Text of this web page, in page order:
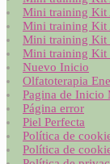
Mini training Kit
Mini training Kit
Mini training Kit
Mini training Kit
Nuevo Inicio
Olfatoterapia
Pagina de Inicio
Página error
Piel Perfecta
Política de
Política de